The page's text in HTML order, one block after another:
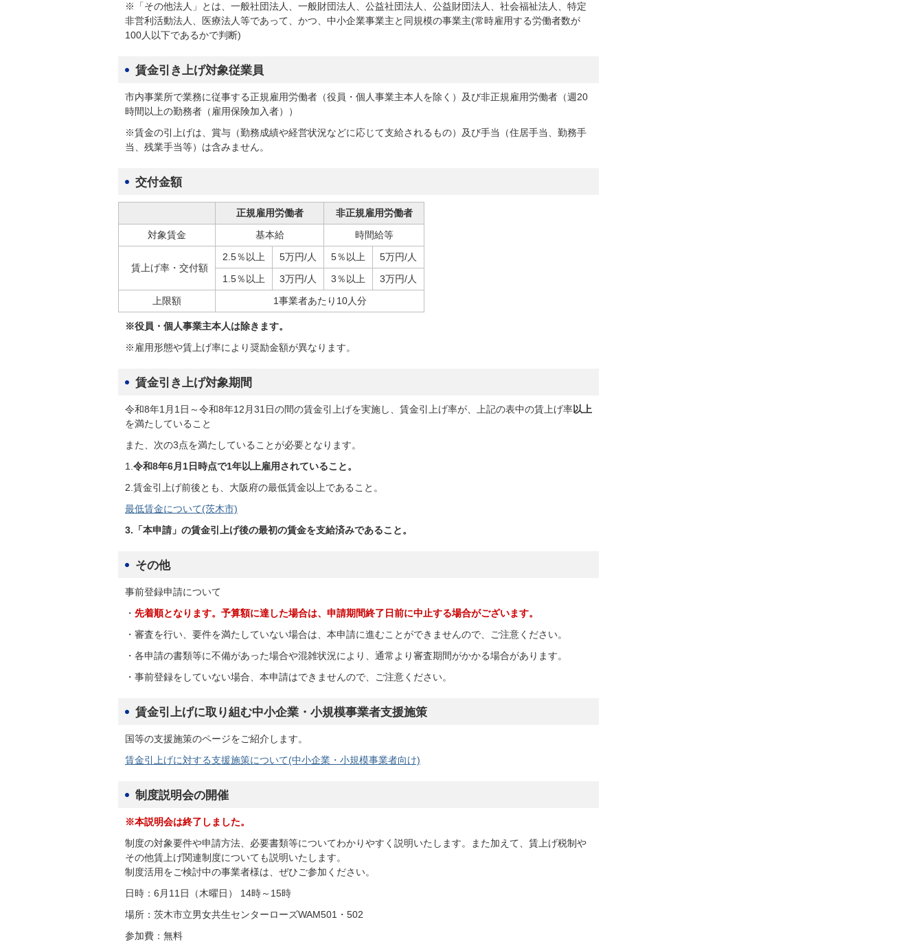
※「その他法人」とは、一般社団法人、一般財団法人、公益社団法人、公益財団法人、社会福祉法人、特定
非営利活動法人、医療法人等であって、かつ、中小企業事業主と同規模の事業主(常時雇用する労働者数が
100人以下であるかで判断)
賃金引き上げ対象従業員
市内事業所で業務に従事する正規雇用労働者（役員・個人事業主本人を除く）及び非正規雇用労働者（週20
時間以上の勤務者（雇用保険加入者））
※賃金の引上げは、賞与（勤務成績や経営状況などに応じて支給されるもの）及び手当（住居手当、勤務手
当、残業手当等）は含みません。
交付金額
正規雇用労働者
非正規雇用労働者
対象賃金
基本給 時間給等
賃上げ率・交付額
2.5％以上 5万円/人 5％以上
5万円/人
1.5％以上
3万円/人 3％以上
3万円/人
上限額
1事業者あたり10人分
※役員・個人事業主本人は除きます。
※雇用形態や賃上げ率により奨励金額が異なります。
賃金引き上げ対象期間
令和8年1月1日～令和8年12月31日の間の賃金引上げを実施し、賃金引上げ率が、上記の表中の賃上げ率以上
を満たしていること
また、次の3点を満たしていることが必要となります。
1. 令和8年6月1日時点で1年以上雇用されていること。
2.賃金引上げ前後とも、大阪府の最低賃金以上であること。
最低賃金について(茨木市)
3.「本申請」の賃金引上げ後の最初の賃金を支給済みであること。
その他
事前登録申請について
・ 先着順となります。予算額に達した場合は、申請期間終了日前に中止する場合がございます。
・審査を行い、要件を満たしていない場合は、本申請に進むことができませんので、ご注意ください。
・各申請の書類等に不備があった場合や混雑状況により、通常より審査期間がかかる場合があります。
・事前登録をしていない場合、本申請はできませんので、ご注意ください。
賃金引上げに取り組む中小企業・小規模事業者支援施策
国等の支援施策のページをご紹介します。
賃金引上げに対する支援施策について(中小企業・小規模事業者向け)
制度説明会の開催
※本説明会は終了しました。
制度の対象要件や申請方法、必要書類等についてわかりやすく説明いたします。また加えて、賃上げ税制や
その他賃上げ関連制度についても説明いたします。
制度活用をご検討中の事業者様は、ぜひご参加ください。
日時：6月11日（木曜日） 14時～15時
場所：茨木市立男女共生センターローズWAM501・502
参加費：無料